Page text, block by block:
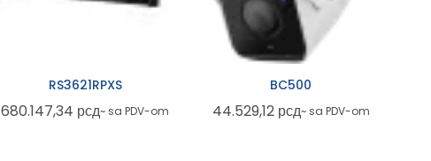
RS3621RPXS
680.147,34 рсд~ sa PDV-om
BC500
44.529,12 рсд~ sa PDV-om